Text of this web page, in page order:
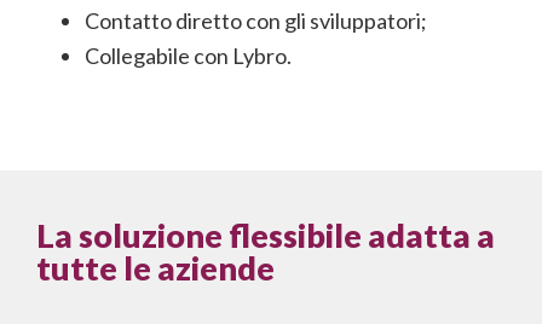
Contatto diretto con gli sviluppatori;
Collegabile con Lybro.
La soluzione flessibile adatta a
tutte le aziende